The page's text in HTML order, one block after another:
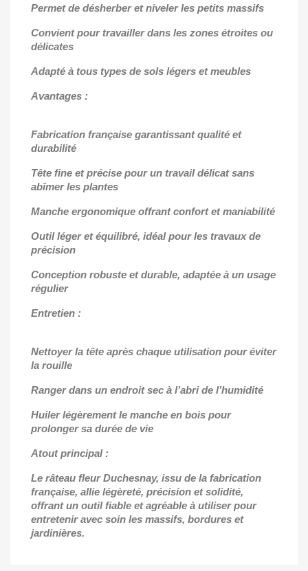
Permet de désherber et niveler les petits massifs
Convient pour travailler dans les zones étroites ou
délicates
Adapté à tous types de sols légers et meubles
Avantages :
Fabrication française garantissant qualité et
durabilité
Tête fine et précise pour un travail délicat sans
abîmer les plantes
Manche ergonomique offrant confort et maniabilité
Outil léger et équilibré, idéal pour les travaux de
précision
Conception robuste et durable, adaptée à un usage
régulier
Entretien :
Nettoyer la tête après chaque utilisation pour éviter
la rouille
Ranger dans un endroit sec à l’abri de l’humidité
Huiler légèrement le manche en bois pour
prolonger sa durée de vie
Atout principal :
Le râteau fleur Duchesnay, issu de la fabrication
française, allie légèreté, précision et solidité,
offrant un outil fiable et agréable à utiliser pour
entretenir avec soin les massifs, bordures et
jardinières.